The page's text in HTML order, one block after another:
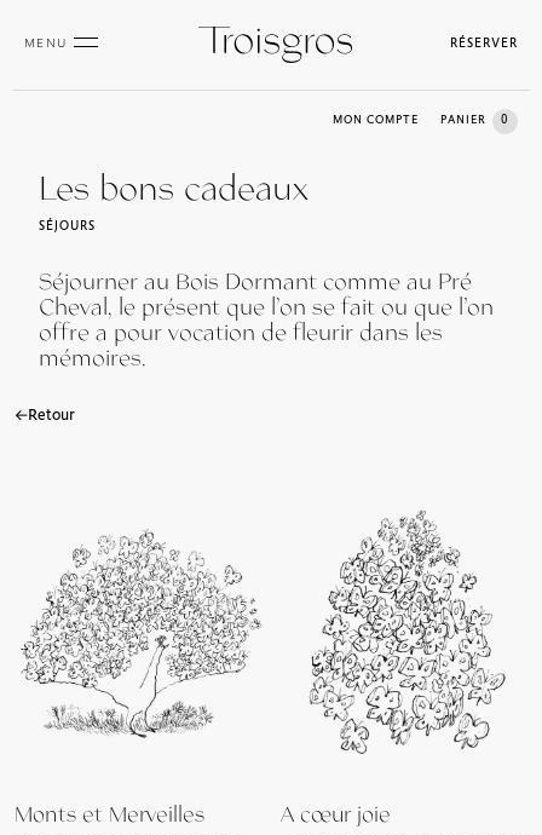
MENU RÉSERVER
MON COMPTE PANIER 0
Les bons cadeaux
SÉJOURS
Séjourner au Bois Dormant comme au Pré
Cheval, le présent que l’on se fait ou que l’on
offre a pour vocation de fleurir dans les
mémoires.
Retour
Monts et Merveilles A cœur joie